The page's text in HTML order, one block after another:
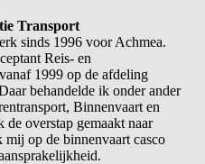
Transport
sinds 1996 voor Achmea.
Reis- en
1999 op de afdeling
behandelde ik onder ander
Binnenvaart en
overstap gemaakt naar
op de binnenvaart casco